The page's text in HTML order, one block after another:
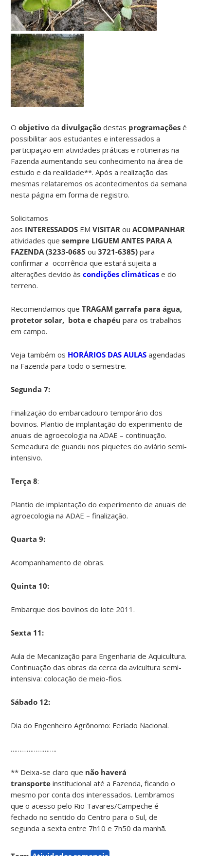
Oobjetivo dadivulgação destas programações é
possibilitar aos estudantes e interessados a
participação em atividades práticas e rotineiras na
Fazenda aumentando seu conhecimento na área de
estudo e da realidade**. Após a realização das
mesmas relataremos os acontecimentos da semana
nesta página em forma de registro.
Solicitamos
aos INTERESSADOS EMVISITAR ouACOMPANHAR estas
atividades quesempre LIGUEM ANTES PARA A
FAZENDA (3233-0685 ou3721-6385)para
confirmar a ocorrência que estará sujeita a
alterações devido àscondições climáticas e do
terreno.
Recomendamos queTRAGAM garrafa para água,
protetor solar, bota e chapéu para os trabalhos
em campo.
Veja também os HORÁRIOS DAS AULAS agendadas
na Fazenda para todo o semestre.
Segunda 7:
Finalização do embarcadouro temporário dos
bovinos. Plantio de implantação do experimento de
anuais de agroecologia na ADAE – continuação.
Semeadura de guandu nos piquetes do aviário semi-
intensivo.
Terça 8:
Plantio de implantação do experimento de anuais de
agroecologia na ADAE – finalização.
Quarta 9:
Acompanhamento de obras.
Quinta 10:
Embarque dos bovinos do lote 2011.
Sexta 11:
Aula de Mecanização para Engenharia de Aquicultura.
Continuação das obras da cerca da avicultura semi-
intensiva: colocação de meio-fios.
Sábado 12:
Dia do Engenheiro Agrônomo: Feriado Nacional.
……………………..
** Deixa-se claro que não haverá
transporte institucional até a Fazenda, ficando o
mesmo por conta dos interessados. Lembramos
que o acesso pelo Rio Tavares/Campeche é
fechado no sentido do Centro para o Sul, de
segunda a sexta entre 7h10 e 7h50 da manhã.